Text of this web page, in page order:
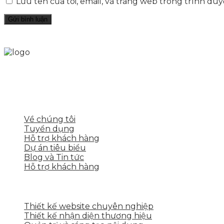
Về chúng tôi
Tuyển dụng
Hỗ trợ khách hàng
Dự án tiêu biểu
Blog và Tin tức
Hỗ trợ khách hàng
Thiết kế website chuyên nghiệp
Thiết kế nhận diện thương hiệu